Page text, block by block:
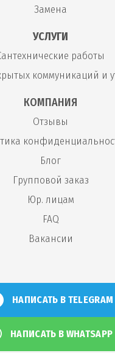
Замена
УСЛУГИ
работы
коммуникаций и
КОМПАНИЯ
Отзывы
Блог
Групповой заказ
Юр. лицам
FAQ
Вакансии
НАПИСАТЬ В TELEGRAM
НАПИСАТЬ В WHATSAPP